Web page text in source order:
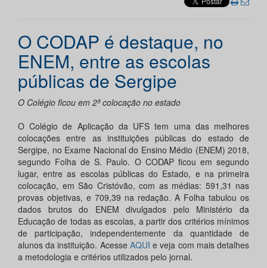
O CODAP é destaque, no
ENEM, entre as escolas
públicas de Sergipe
O Colégio ficou em 2ª colocação no estado
O Colégio de Aplicação da UFS tem uma das melhores
colocações entre as instituições públicas do estado de
Sergipe, no Exame Nacional do Ensino Médio (ENEM) 2018,
segundo Folha de S. Paulo. O CODAP ficou em segundo
lugar, entre as escolas públicas do Estado, e na primeira
colocação, em São Cristóvão, com as médias: 591,31 nas
provas objetivas, e 709,39 na redação. A Folha tabulou os
dados brutos do ENEM divulgados pelo Ministério da
Educação de todas as escolas, a partir dos critérios mínimos
de participação, independentemente da quantidade de
alunos da instituição. Acesse AQUI e veja com mais detalhes
a metodologia e critérios utilizados pelo jornal.